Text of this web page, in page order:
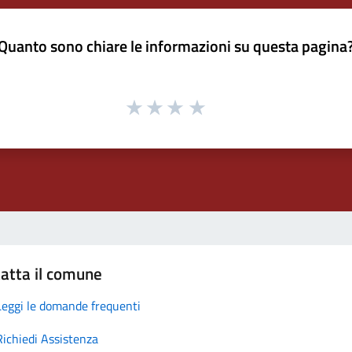
sono chiare le informazioni su questa
il comune
le domande frequenti
Assistenza